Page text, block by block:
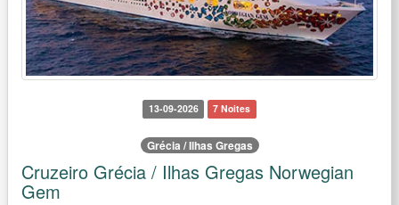
13-09-2026 7 Noites
Grécia / Ilhas Gregas
Cruzeiro Grécia / Ilhas Gregas Norwegian
Gem